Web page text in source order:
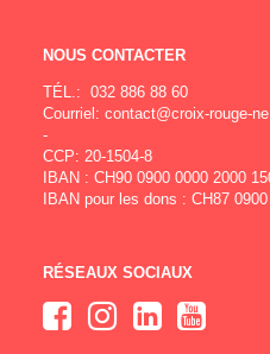
NOUS CONTACTER
TÉL.: 032 886 88 60
Courriel: contact@croix-rouge-
-
CCP: 20-1504-8
IBAN : CH90 0900 0000 2000
IBAN pour les dons : CH87
RÉSEAUX SOCIAUX